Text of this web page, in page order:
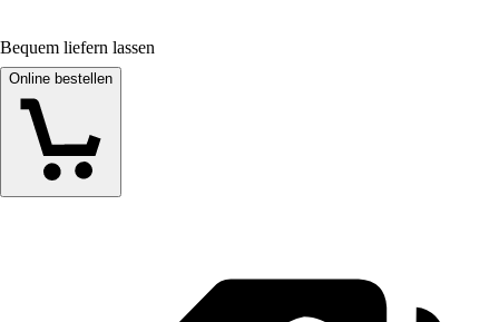
Bequem liefern lassen
Online bestellen